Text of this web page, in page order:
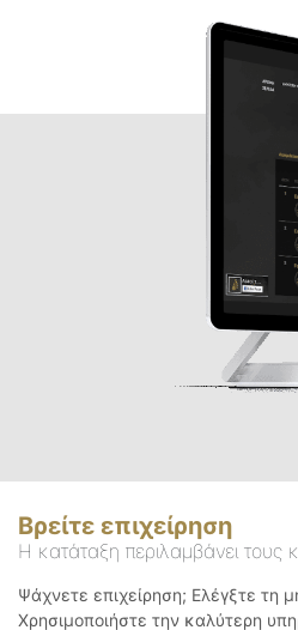
Βρείτε επιχείρηση
Η κατάταξη περιλαμβάνει τους
Ψάχνετε επιχείρηση; Ελέγξτε τη
Χρησιμοποιήστε την καλύτερη